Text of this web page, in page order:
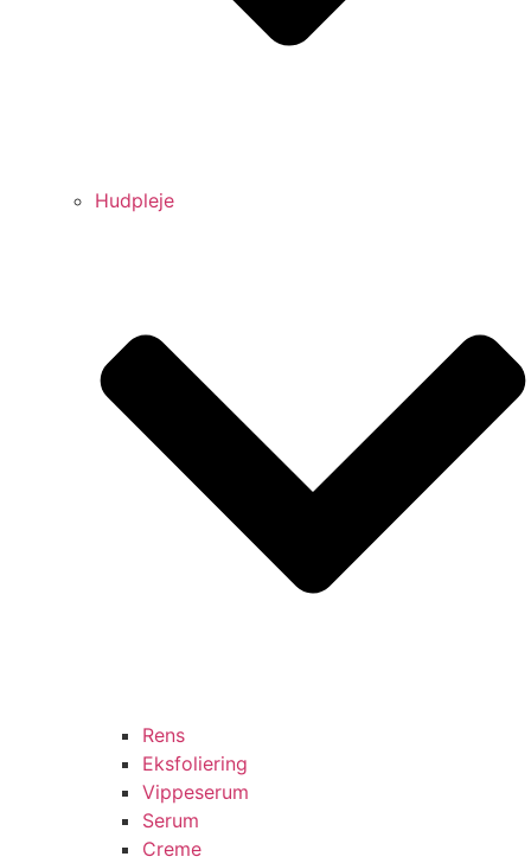
Hudpleje
Rens
Eksfoliering
Vippeserum
Serum
Creme